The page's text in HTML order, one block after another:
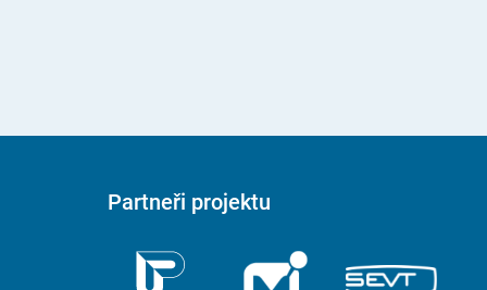
Partneři projektu